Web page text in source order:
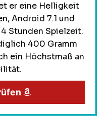
er eine Helligkeit
Android 7.1 und
Stunden Spielzeit.
400 Gramm
ein Höchstmaß an